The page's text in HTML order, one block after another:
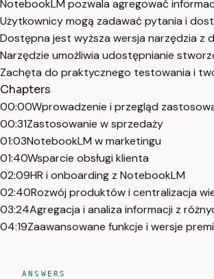
NotebookLM pozwala agregować
Użytkownicy mogą zadawać pytania i
Dostępna jest wyższa wersja narzędzia z
Narzędzie umożliwia udostępnianie
Zachęta do praktycznego testowania i
Chapters
00:00Wprowadzenie i przegląd
00:31Zastosowanie w sprzedaży
01:03NotebookLM w marketingu
01:40Wsparcie obsługi klienta
02:09HR i onboarding z NotebookLM
02:40Rozwój produktów i centralizacja
03:24Agregacja i analiza informacji z
04:19Zaawansowane funkcje i wersje
ANSWERS